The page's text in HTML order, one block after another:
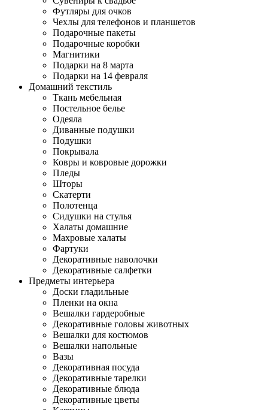
Футляры для очков
Чехлы для телефонов и планшетов
Подарочные пакеты
Подарочные коробки
Магнитики
Подарки на 8 марта
Подарки на 14 февраля
Домашний текстиль
Ткань мебельная
Постельное белье
Одеяла
Диванные подушки
Подушки
Покрывала
Ковры и ковровые дорожки
Пледы
Шторы
Скатерти
Полотенца
Сидушки на стулья
Халаты домашние
Махровые халаты
Фартуки
Декоративные наволочки
Декоративные салфетки
Предметы интерьера
Доски гладильные
Пленки на окна
Вешалки гардеробные
Декоративные головы животных
Вешалки для костюмов
Вешалки напольные
Вазы
Декоративная посуда
Декоративные тарелки
Декоративные блюда
Декоративные цветы